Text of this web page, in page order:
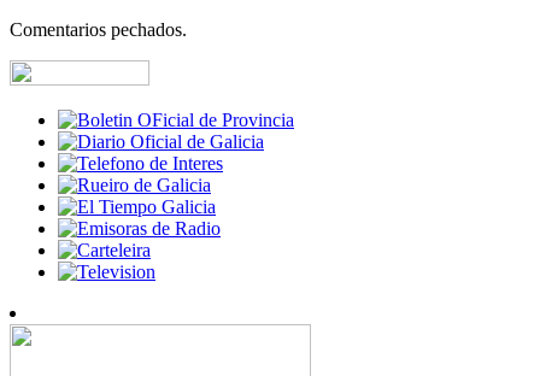
Comentarios pechados.